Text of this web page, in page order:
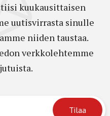
kuukausittaisen
uutisvirrasta sinulle
niiden taustaa.
verkkolehtemme